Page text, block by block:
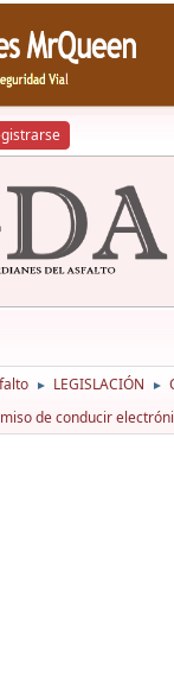
► LEGISLACIÓN ►
de conducir